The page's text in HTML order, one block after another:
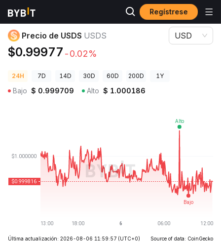
Regístrese
Precios de Criptomonedas Precio de USDS USDS
Precio de USDS USDS
$0.99977 -0.02%
USD
24H 7D 14D 30D 60D 200D 1Y
Bajo $ 0.999709 Alto $ 1.000186
Última actualización: 2026-08-06 11:59:57 (UTC+0) Source of data: CoinGecko